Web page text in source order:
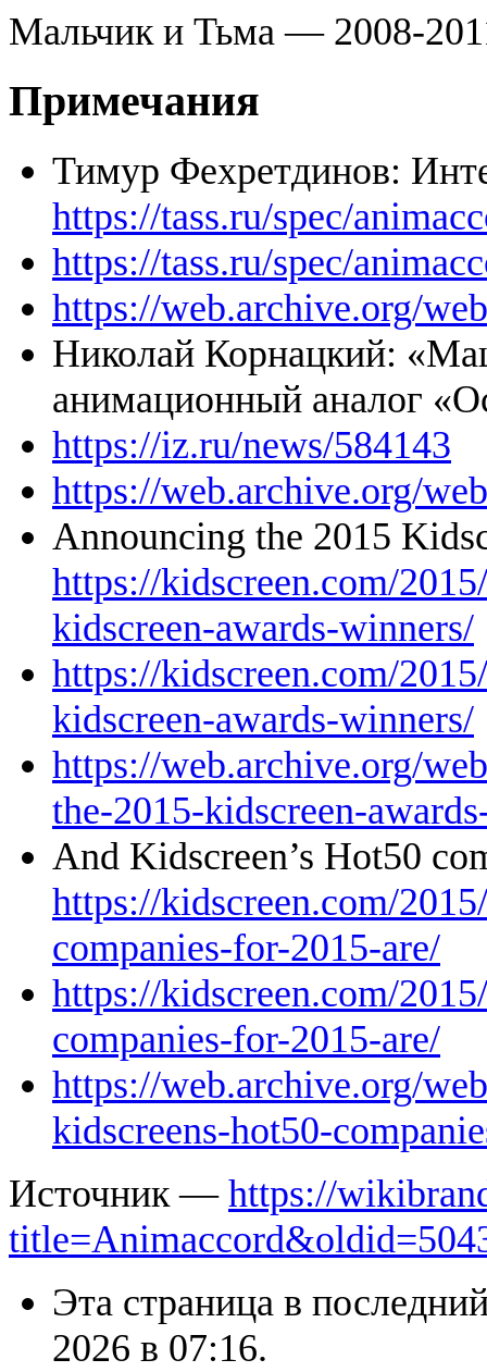
Мальчик и Тьма — 2008-
Примечания
Тимур Фехретдинов:
https://tass.ru/spec/
https://tass.ru/spec/
https://web.archive.org/
Николай Корнацкий:
анимационный аналог
https://iz.ru/news/584143
https://web.archive.org/
Announcing the 2015
https://kidscreen.com/
kidscreen-awards-winners/
https://kidscreen.com/
kidscreen-awards-winners/
https://web.archive.org/
the-2015-kidscreen-
And Kidscreen’s Hot50
https://kidscreen.com/
companies-for-2015-are/
https://kidscreen.com/
companies-for-2015-are/
https://web.archive.org/
kidscreens-hot50-
Источник — https://
Эта страница в
2026 в 07:16.